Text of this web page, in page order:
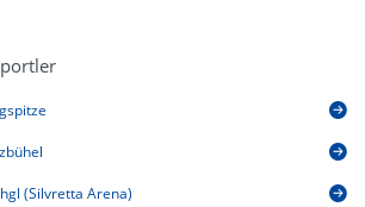
(Silvretta Arena)